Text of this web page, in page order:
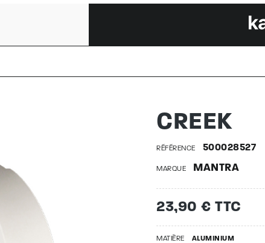
CREEK
RÉFÉRENCE 500028527
MARQUE MANTRA
23,90 € TTC
MATIÈRE ALUMINIUM